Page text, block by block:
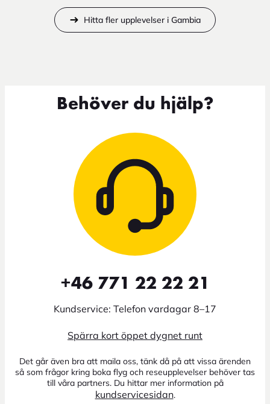
Hitta fler upplevelser i Gambia
Behöver du hjälp?
+46 771 22 22 21
Kundservice: Telefon vardagar 8–17
Spärra kort öppet dygnet runt
Det går även bra att maila oss, tänk då på att vissa ärenden
så som frågor kring boka flyg och reseupplevelser behöver tas
till våra partners. Du hittar mer information på
kundservicesidan.